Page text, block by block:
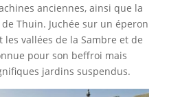
anciennes, ainsi que la
Thuin. Juchée sur un éperon
vallées de la Sambre et de
pour son beffroi mais
jardins suspendus.